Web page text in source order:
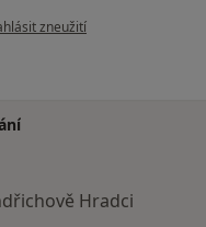
názoru uživatele Váš účet byl
zneužití
Hradci